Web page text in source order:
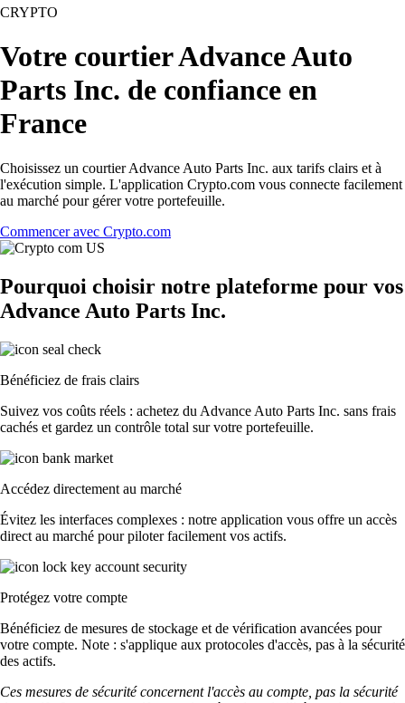
CRYPTO
Votre courtier Advance Auto
Parts Inc. de confiance en
France
Choisissez un courtier Advance Auto Parts Inc. aux tarifs clairs et à
l'exécution simple. L'application Crypto.com vous connecte facilement
au marché pour gérer votre portefeuille.
Commencer avec Crypto.com
Pourquoi choisir notre plateforme pour vos
Advance Auto Parts Inc.
Bénéficiez de frais clairs
Suivez vos coûts réels : achetez du Advance Auto Parts Inc. sans frais
cachés et gardez un contrôle total sur votre portefeuille.
Accédez directement au marché
Évitez les interfaces complexes : notre application vous offre un accès
direct au marché pour piloter facilement vos actifs.
Protégez votre compte
Bénéficiez de mesures de stockage et de vérification avancées pour
votre compte. Note : s'applique aux protocoles d'accès, pas à la sécurité
des actifs.
Ces mesures de sécurité concernent l'accès au compte, pas la sécurité